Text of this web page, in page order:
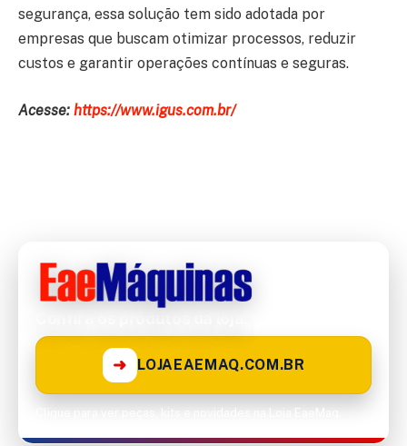
segurança, essa solução tem sido adotada por
empresas que buscam otimizar processos, reduzir
custos e garantir operações contínuas e seguras.
Acesse: https://www.igus.com.br/
➜ LOJAEAEMAQ.COM.BR